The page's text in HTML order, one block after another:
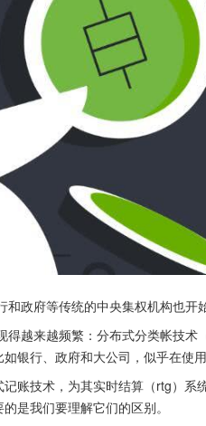
政府等传统的中央集权机构也开
得越来越频繁：分布式分类帐技术
银行、政府和大公司，似乎在使
账技术，为其实时结算（rtg）系
是我们要理解它们的区别。